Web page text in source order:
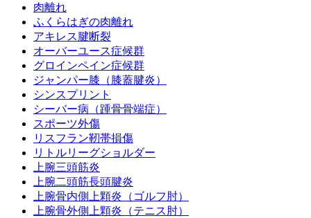
肉離れ
ふくらはぎの肉離れ
アキレス腱断裂
オーバーユース症候群
グロインペイン症候群
ジャンパー膝（膝蓋腱炎）
シンスプリント
シーバー病（踵骨骨端症）
スポーツ外傷
リスフラン靭帯損傷
リトルリーグショルダー
上腕三頭筋炎
上腕二頭筋長頭腱炎
上腕骨内側上顆炎（ゴルフ肘）
上腕骨外側上顆炎（テニス肘）